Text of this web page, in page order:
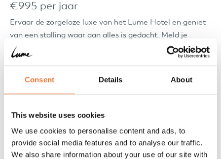
Consent Details About
This website uses cookies
We use cookies to personalise content and ads, to
provide social media features and to analyse our traffic.
We also share information about your use of our site with
€995 per jaar
Ervaar de zorgeloze luxe van het Lume Hotel en geniet
van een stalling waar aan alles is gedacht. Meld je
vandaag nog aan en geef jouw Lume de aandacht die hij
verdient.
Plek reserveren?